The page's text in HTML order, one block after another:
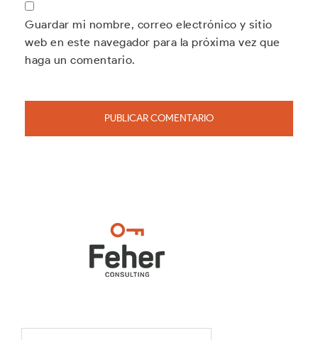
Guardar mi nombre, correo electrónico y sitio
web en este navegador para la próxima vez que
haga un comentario.